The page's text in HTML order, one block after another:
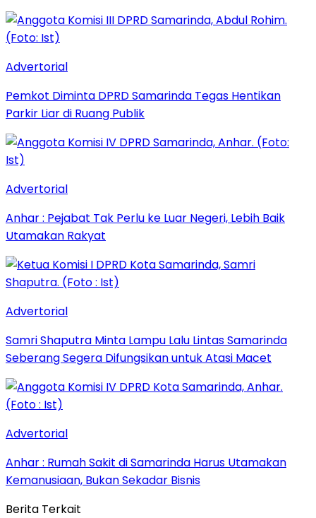
Advertorial
Pemkot Diminta DPRD Samarinda Tegas Hentikan
Parkir Liar di Ruang Publik
Advertorial
Anhar : Pejabat Tak Perlu ke Luar Negeri, Lebih Baik
Utamakan Rakyat
Advertorial
Samri Shaputra Minta Lampu Lalu Lintas Samarinda
Seberang Segera Difungsikan untuk Atasi Macet
Advertorial
Anhar : Rumah Sakit di Samarinda Harus Utamakan
Kemanusiaan, Bukan Sekadar Bisnis
Berita Terkait